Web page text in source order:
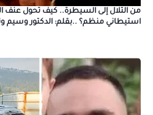
من التلال إلى السيطرة.. كيف تحول
استيطاني منظم؟ ..بقلم: الدكتور وسيم